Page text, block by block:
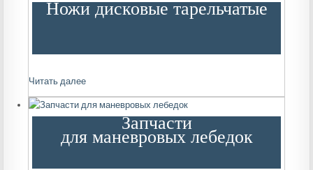
Ножи дисковые тарельчатые
Читать далее
Запчасти
для маневровых лебедок